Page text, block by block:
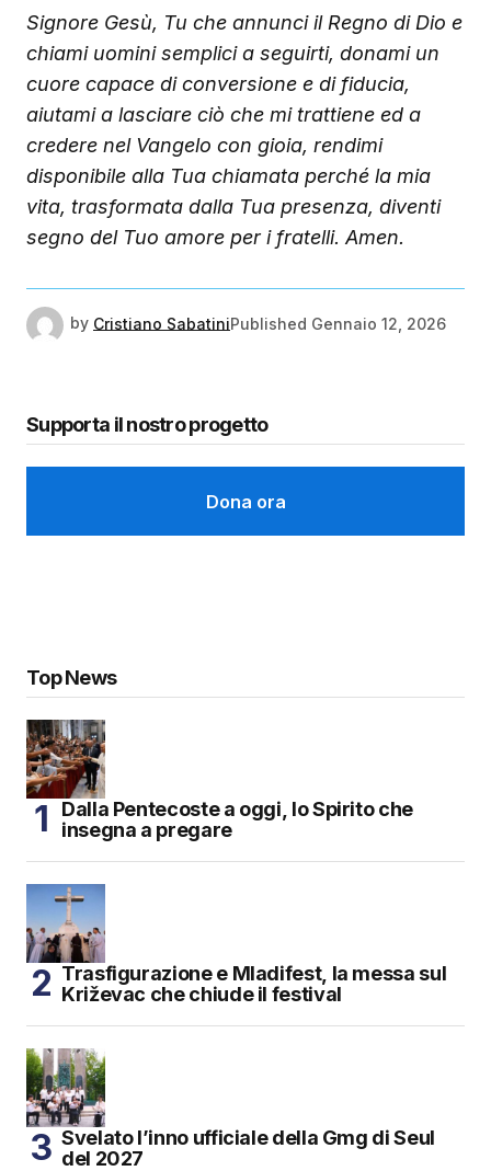
Signore Gesù, Tu che annunci il Regno di Dio e
chiami uomini semplici a seguirti, donami un
cuore capace di conversione e di fiducia,
aiutami a lasciare ciò che mi trattiene ed a
credere nel Vangelo con gioia, rendimi
disponibile alla Tua chiamata perché la mia
vita, trasformata dalla Tua presenza, diventi
segno del Tuo amore per i fratelli. Amen.
by Cristiano SabatiniPublished Gennaio 12, 2026
Supporta il nostro progetto
Dona ora
Top News
Dalla Pentecoste a oggi, lo Spirito che
insegna a pregare
Trasfigurazione e Mladifest, la messa sul
Križevac che chiude il festival
Svelato l’inno ufficiale della Gmg di Seul
del 2027